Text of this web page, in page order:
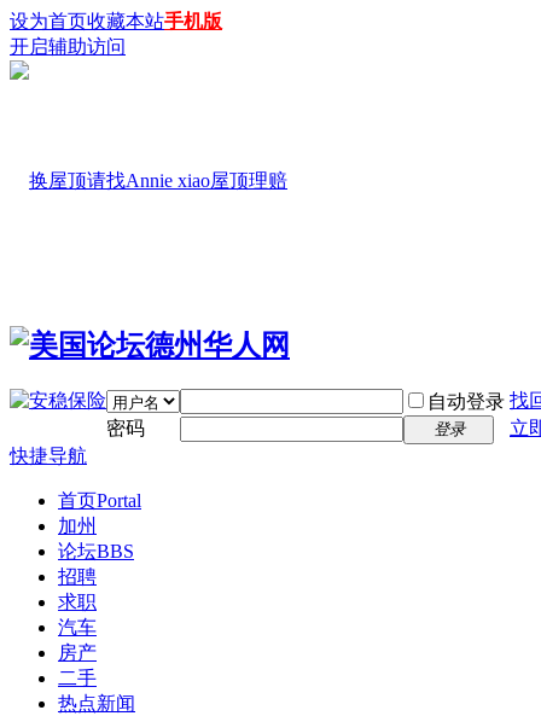
设为首页收藏本站手机版
开启辅助访问
自动登录 找
密码
登录
立
快捷导航
首页Portal
加州
论坛BBS
招聘
求职
汽车
房产
二手
热点新闻